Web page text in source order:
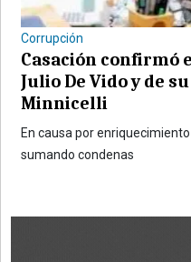
Corrupción
Casación confirmó
Julio De Vido y de
Minnicelli
En causa por
sumando condenas